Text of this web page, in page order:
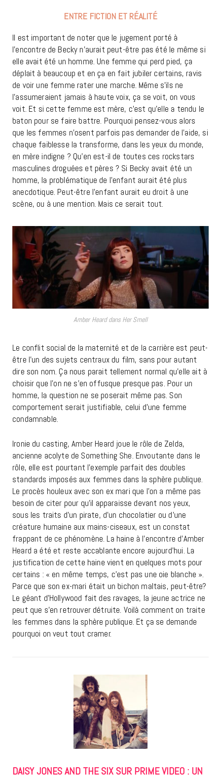
ENTRE FICTION ET RÉALITÉ
Il est important de noter que le jugement porté à
l’encontre de Becky n’aurait peut-être pas été le même si
elle avait été un homme. Une femme qui perd pied, ça
déplait à beaucoup et en ça en fait jubiler certains, ravis
de voir une femme rater une marche. Même s’ils ne
l’assumeraient jamais à haute voix, ça se voit, on vous
voit. Et si cette femme est mère, c’est qu’elle a tendu le
baton pour se faire battre. Pourquoi pensez-vous alors
que les femmes n’osent parfois pas demander de l’aide, si
chaque faiblesse la transforme, dans les yeux du monde,
en mère indigne ? Qu’en est-il de toutes ces rockstars
masculines droguées et pères ? Si Becky avait été un
homme, la problématique de l’enfant aurait été plus
anecdotique. Peut-être l’enfant aurait eu droit à une
scène, ou à une mention. Mais ce serait tout.
Amber Heard dans Her Smell
Le conflit social de la maternité et de la carrière est peut-
être l’un des sujets centraux du film, sans pour autant
dire son nom. Ça nous parait tellement normal qu’elle ait à
choisir que l’on ne s’en offusque presque pas. Pour un
homme, la question ne se poserait même pas. Son
comportement serait justifiable, celui d’une femme
condamnable.
Ironie du casting, Amber Heard joue le rôle de Zelda,
ancienne acolyte de Something She. Envoutante dans le
rôle, elle est pourtant l’exemple parfait des doubles
standards imposés aux femmes dans la sphère publique.
Le procès houleux avec son ex mari que l’on a même pas
besoin de citer pour qu’il apparaisse devant nos yeux,
sous les traits d’un pirate, d’un chocolatier ou d’une
créature humaine aux mains-ciseaux, est un constat
frappant de ce phénomène. La haine à l’encontre d’Amber
Heard a été et reste accablante encore aujourd’hui. La
justification de cette haine vient en quelques mots pour
certains : « en même temps, c’est pas une oie blanche ».
Parce que son ex-mari était un bichon maltais, peut-être?
Le géant d’Hollywood fait des ravages, la jeune actrice ne
peut que s’en retrouver détruite. Voilà comment on traite
les femmes dans la sphère publique. Et ça se demande
pourquoi on veut tout cramer.
DAISY JONES AND THE SIX SUR PRIME VIDEO : UN